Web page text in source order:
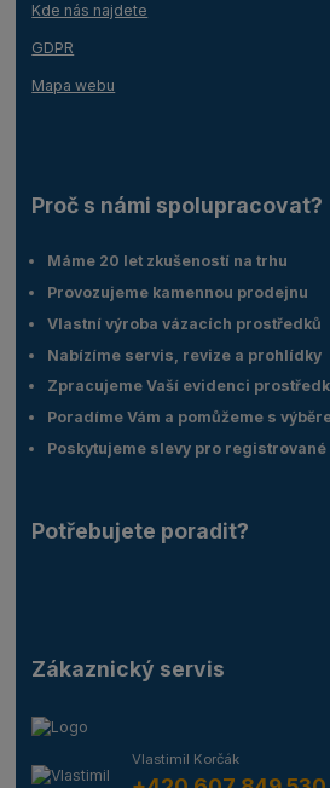
Kde nás najdete
GDPR
Mapa webu
Proč s námi spolupracovat?
Máme 20 let zkušeností na trhu
Provozujeme kamennou prodejnu
Vlastní výroba vázacích prostředků
Nabízíme servis, revize a prohlídky
Zpracujeme Vaší evidenci
Poradíme Vám a pomůžeme s
Poskytujeme slevy pro registrované
Potřebujete poradit?
Zákaznický servis
Vlastimil Korčák